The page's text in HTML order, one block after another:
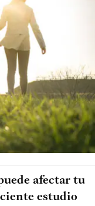
afectar tu
estudio